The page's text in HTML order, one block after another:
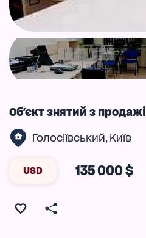
Об'єкт знятий з продажі
Голосіївський, Київ
USD 135 000 $